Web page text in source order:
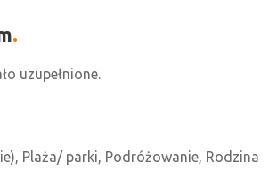
uzupełnione.
Plaża/ parki, Podróżowanie, Rodzina